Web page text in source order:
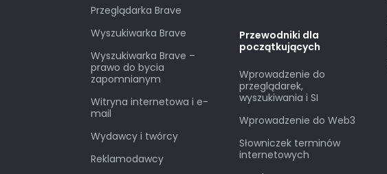
Przeglądarka Brave
Wyszukiwarka Brave
Wyszukiwarka Brave –
prawo do bycia
zapomnianym
Witryna internetowa i e-
mail
Wydawcy i twórcy
Reklamodawcy
Przewodniki dla
początkujących
Wprowadzenie do
przeglądarek,
wyszukiwania i SI
Wprowadzenie do Web3
Słowniczek terminów
internetowych